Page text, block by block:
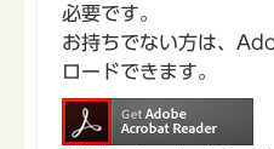
必要です。
お持ちでない方は、
ロードできます。